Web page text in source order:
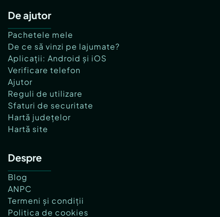
De ajutor
Pachetele mele
De ce să vinzi pe lajumate?
Aplicații: Android și iOS
Verificare telefon
Ajutor
Reguli de utilizare
Sfaturi de securitate
Hartă județelor
Hartă site
Despre
Blog
ANPC
Termeni și condiții
Politica de cookies